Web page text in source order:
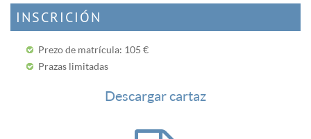
INSCRICIÓN
Prezo de matrícula: 105 €
Prazas limitadas
Descargar cartaz